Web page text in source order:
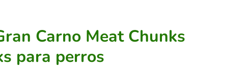
Carno Meat Chunks
para perros